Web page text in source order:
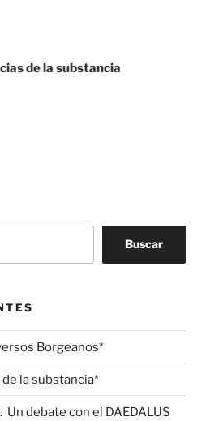
de la substancia
Buscar
Borgeanos*
la substancia*
Un debate con el DAEDALUS